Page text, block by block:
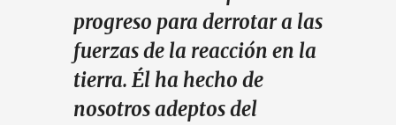
progreso para derrotar a las
fuerzas de la reacción en la
tierra. Él ha hecho de
nosotros adeptos del